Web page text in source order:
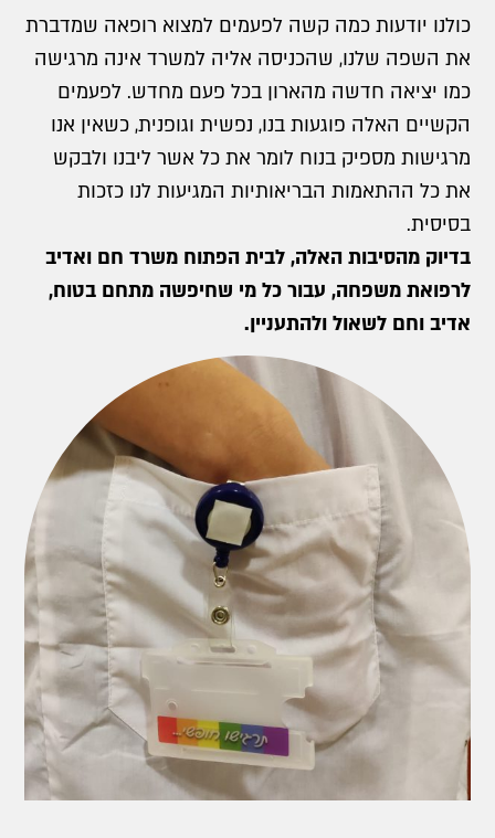
כולנו יודעות כמה קשה לפעמים למצוא רופאה שמדברת
את השפה שלנו, שהכניסה אליה למשרד אינה מרגישה
כמו יציאה חדשה מהארון בכל פעם מחדש. לפעמים
הקשיים האלה פוגעות בנו, נפשית וגופנית, כשאין אנו
מרגישות מספיק בנוח לומר את כל אשר ליבנו ולבקש
את כל ההתאמות הבריאותיות המגיעות לנו כזכות
בסיסית.
בדיוק מהסיבות האלה, לבית הפתוח משרד חם ואדיב
לרפואת משפחה, עבור כל מי שחיפשה מתחם בטוח,
אדיב וחם לשאול ולהתעניין.